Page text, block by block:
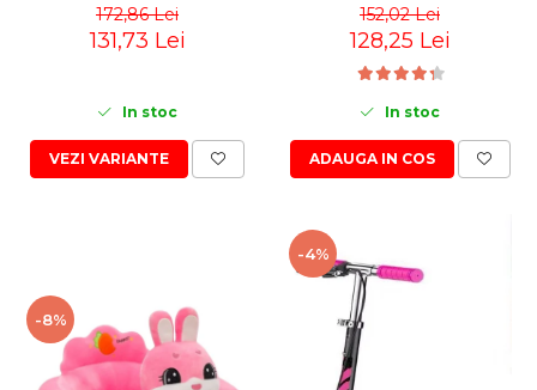
172,86 Lei
131,73 Lei
In stoc
VEZI VARIANTE
152,02 Lei
128,25 Lei
In stoc
ADAUGA IN COS
-8%
-4%